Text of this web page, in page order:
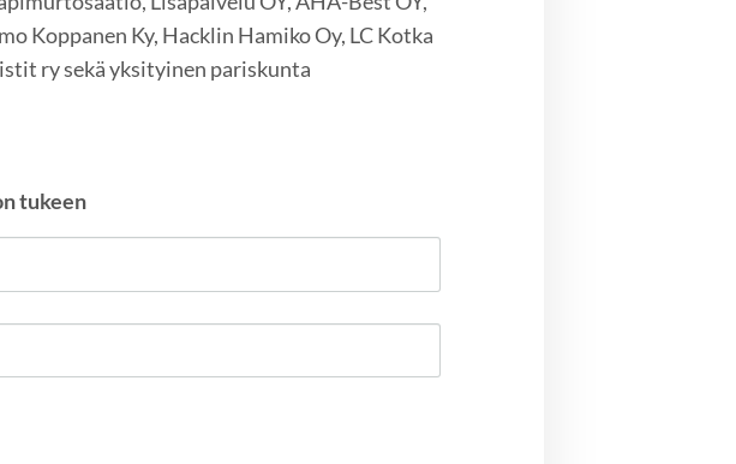
Koppanen Ky, Hacklin Hamiko Oy, LC Kotka
ry sekä yksityinen pariskunta
tukeen